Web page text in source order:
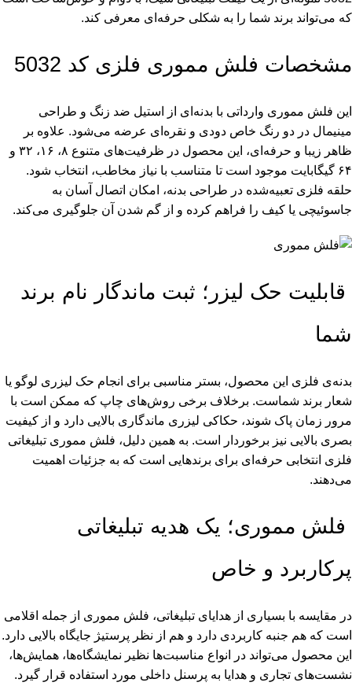
که می‌تواند برند شما را به شکلی حرفه‌ای معرفی کند.
مشخصات فلش مموری فلزی کد 5032
این فلش مموری وارداتی با بدنه‌ای از استیل ضد زنگ و طراحی
مینیمال در دو رنگ خاص دودی و نقره‌ای عرضه می‌شود. علاوه بر
ظاهر زیبا و حرفه‌ای، این محصول در ظرفیت‌های متنوع ۸، ۱۶، ۳۲ و
۶۴ گیگابایت موجود است تا متناسب با نیاز مخاطب، انتخاب شود.
حلقه فلزی تعبیه‌شده در طراحی بدنه، امکان اتصال آسان به
جاسوئیچی یا کیف را فراهم کرده و از گم شدن آن جلوگیری می‌کند.
قابلیت حک لیزر؛ ثبت ماندگار نام برند
شما
بدنه‌ی فلزی این محصول، بستر مناسبی برای انجام حک لیزری لوگو یا
شعار برند شماست. برخلاف برخی روش‌های چاپ که ممکن است با
مرور زمان پاک شوند، حکاکی لیزری ماندگاری بالایی دارد و از کیفیت
بصری بالایی نیز برخوردار است. به همین دلیل، فلش مموری تبلیغاتی
فلزی انتخابی حرفه‌ای برای برندهایی است که به جزئیات اهمیت
می‌دهند.
فلش مموری؛ یک هدیه تبلیغاتی
پرکاربرد و خاص
در مقایسه با بسیاری از هدایای تبلیغاتی، فلش مموری از جمله اقلامی
است که هم جنبه کاربردی دارد و هم از نظر پرستیژ جایگاه بالایی دارد.
این محصول می‌تواند در انواع مناسبت‌ها نظیر نمایشگاه‌ها، همایش‌ها،
نشست‌های تجاری و هدایا به پرسنل داخلی مورد استفاده قرار گیرد.